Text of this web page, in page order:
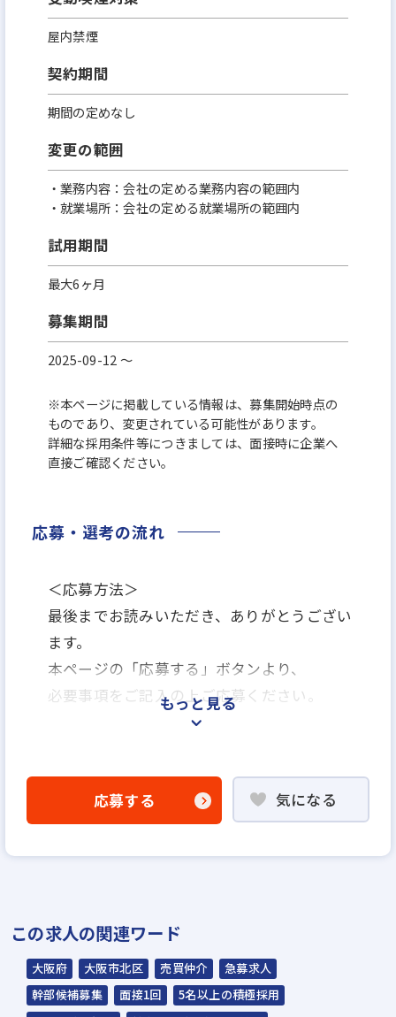
屋内禁煙
契約期間
期間の定めなし
変更の範囲
・業務内容：会社の定める業務内容の範囲内
・就業場所：会社の定める就業場所の範囲内
試用期間
最大6ヶ月
募集期間
2025-09-12 〜
※本ページに掲載している情報は、募集開始時点の
ものであり、変更されている可能性があります。
詳細な採用条件等につきましては、面接時に企業へ
直接ご確認ください。
応募・選考の流れ
＜応募方法＞
最後までお読みいただき、ありがとうござい
ます。
本ページの「応募する」ボタンより、
必要事項をご記入の上ご応募ください。
「応募する」よりエントリー
WEB応募書類による書類選考
▼
最終面接
▼
内定
もっと見る
応募する 気になる
この求人の関連ワード
大阪府 大阪市北区 売買仲介
急募求人
幹部候補募集
面接1回
5名以上の積極採用